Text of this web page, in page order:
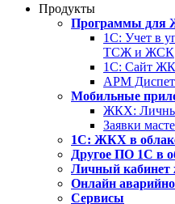
Продукты
Программы
1С: Учет в
ТСЖ и ЖСК
1С: Сайт
АРМ
Мобильные
ЖКХ:
Заявки
1С: ЖКХ в
Другое ПО 1С в
Личный кабинет
Онлайн
Сервисы